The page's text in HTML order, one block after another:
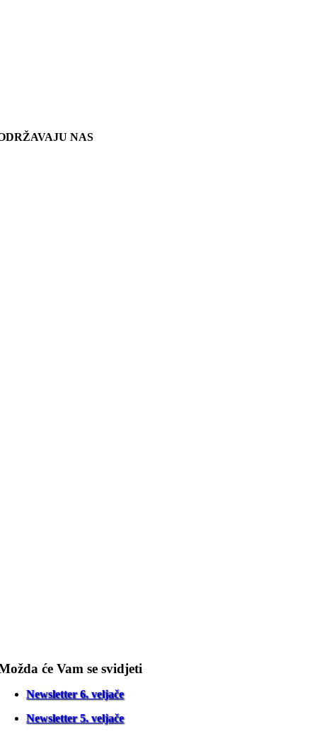
NAS
će Vam se svidjeti
Newsletter 6. veljače
Newsletter 5. veljače